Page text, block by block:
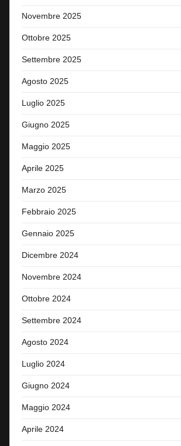
Novembre 2025
Ottobre 2025
Settembre 2025
Agosto 2025
Luglio 2025
Giugno 2025
Maggio 2025
Aprile 2025
Marzo 2025
Febbraio 2025
Gennaio 2025
Dicembre 2024
Novembre 2024
Ottobre 2024
Settembre 2024
Agosto 2024
Luglio 2024
Giugno 2024
Maggio 2024
Aprile 2024